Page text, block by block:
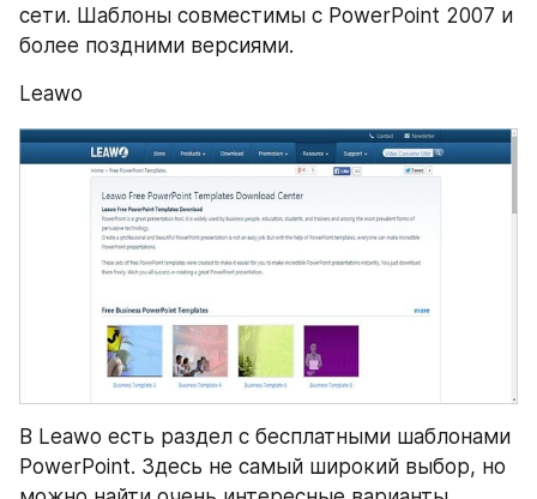
сети. Шаблоны совместимы с PowerPoint 2007 и
более поздними версиями.
Leawo
В Leawo есть раздел с бесплатными шаблонами
PowerPoint. Здесь не самый широкий выбор, но